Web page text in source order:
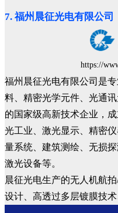
7. 福州晨征光电有限公司
https://
福州晨征光电有限公司是
料、精密光学元件、光通
的国家级高新技术企业，
光工业、激光显示、精密
量系统、建筑测绘、无损
激光设备等。
晨征光电生产的无人机航
设计、高透过多层镀膜技